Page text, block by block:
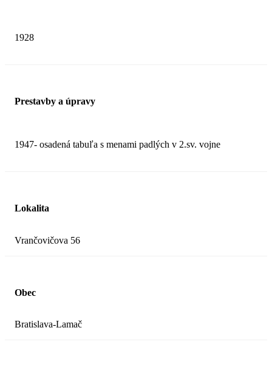
1928
Prestavby a úpravy
1947- osadená tabuľa s menami padlých v 2.sv. vojne
Lokalita
Vrančovičova 56
Obec
Bratislava-Lamač